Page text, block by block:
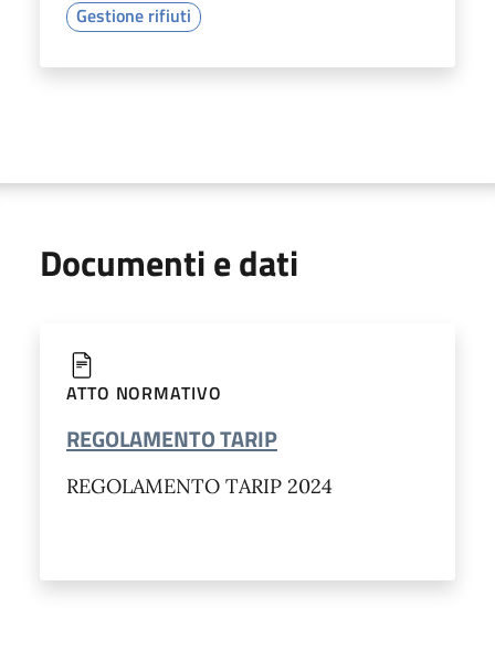
Gestione rifiuti
Documenti e dati
ATTO NORMATIVO
REGOLAMENTO TARIP
REGOLAMENTO TARIP 2024